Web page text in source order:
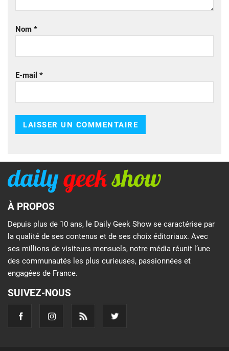
Nom *
E-mail *
À PROPOS
Depuis plus de 10 ans, le Daily Geek Show se caractérise par
la qualité de ses contenus et de ses choix éditoriaux. Avec
ses millions de visiteurs mensuels, notre média réunit l’une
des communautés les plus curieuses, passionnées et
engagées de France.
SUIVEZ-NOUS